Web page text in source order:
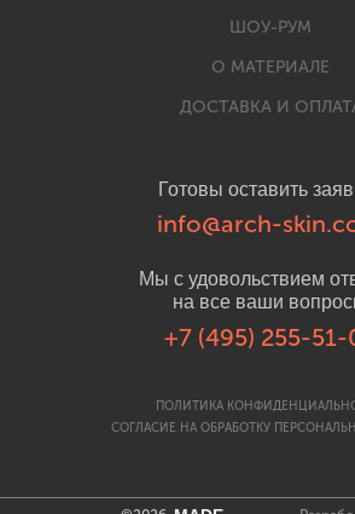
Готовы оставить
info@arch-
Мы с удовольствием
на все ваши
+7 (495) 255-51-
ПОЛИТИКА
СОГЛАСИЕ НА ОБРАБОТКУ
ШОУ-РУМ
О МАТЕРИАЛЕ
ДОСТАВКА И